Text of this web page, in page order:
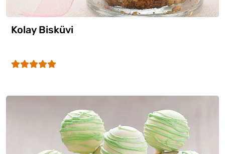
Kolay Bisküvi